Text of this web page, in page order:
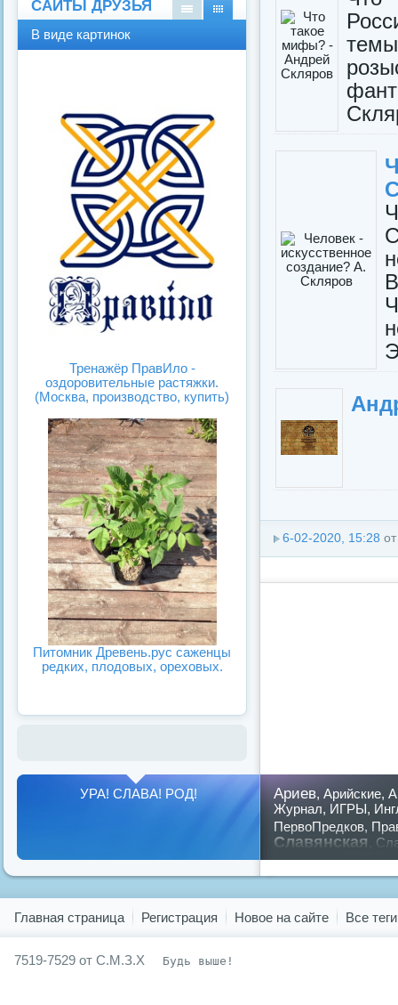
6-02-2020, 15:28
САЙТЫ ДРУЗЬЯ
В виде картинок
Тренажёр ПравИло -
оздоровительные растяжки.
(Москва, производство, купить)
Питомник Древень.рус саженцы
редких, плодовых, ореховых.
Ариев, Арийские,
Журнал, ИГРЫ,
ПервоПредков,
Славянская
русский,славян
УРА! СЛАВА! РОД!
Главная страница Регистрация Новое на сайте Все теги
7519-7529 от С.М.З.Х Будь выше!